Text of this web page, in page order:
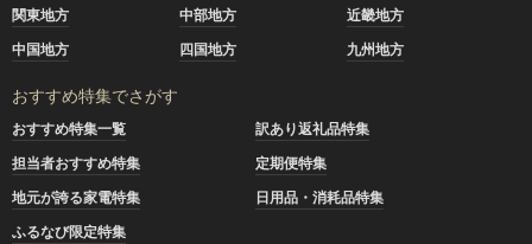
関東地方
中部地方
近畿地方
中国地方
四国地方 九州地方
おすすめ特集でさがす
おすすめ特集一覧
訳あり返礼品特集
担当者おすすめ特集
定期便特集
地元が誇る家電特集
日用品・消耗品特集
ふるなび限定特集